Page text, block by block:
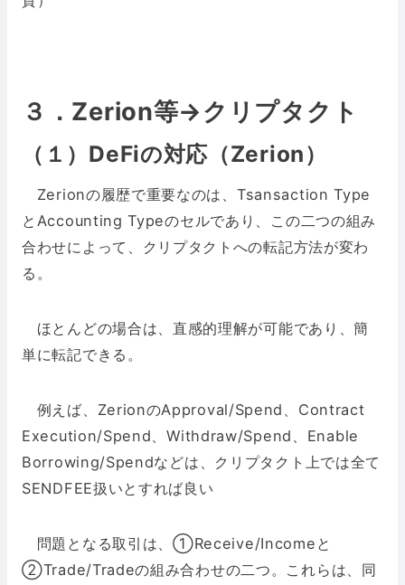
３．Zerion等→クリプタクト
（１）DeFiの対応（Zerion）
Zerionの履歴で重要なのは、Tsansaction Type
とAccounting Typeのセルであり、この二つの組み
合わせによって、クリプタクトへの転記方法が変わ
る。
ほとんどの場合は、直感的理解が可能であり、簡
単に転記できる。
例えば、ZerionのApproval/Spend、Contract
Execution/Spend、Withdraw/Spend、Enable
Borrowing/Spendなどは、クリプタクト上では全て
SENDFEE扱いとすれば良い
問題となる取引は、➀Receive/Incomeと
➁Trade/Tradeの組み合わせの二つ。これらは、同